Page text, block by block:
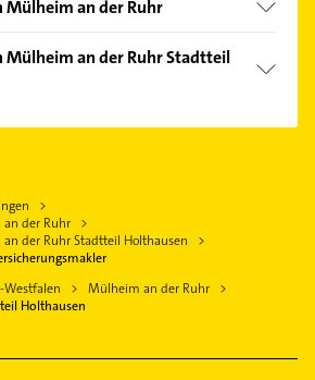
Mülheim an der Ruhr
Mülheim an der Ruhr Stadtteil
der Ruhr
der Ruhr Stadtteil Holthausen
Westfalen
Mülheim an der Ruhr
Holthausen